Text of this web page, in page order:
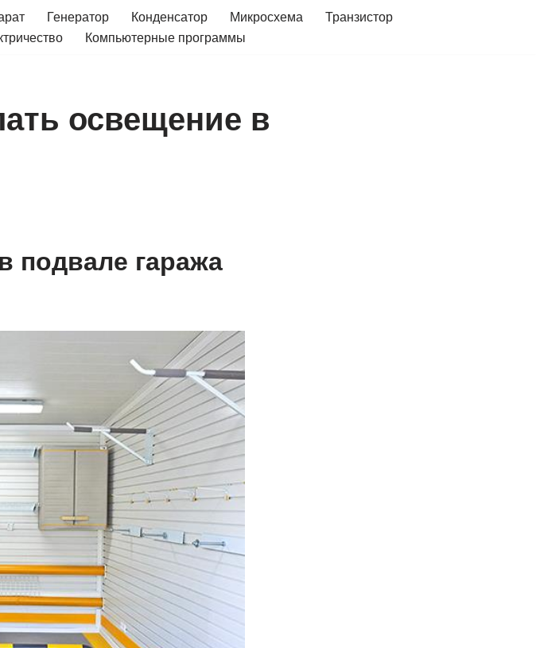
Генератор Конденсатор Микросхема
Транзистор
Компьютерные программы
освещение в
подвале гаража